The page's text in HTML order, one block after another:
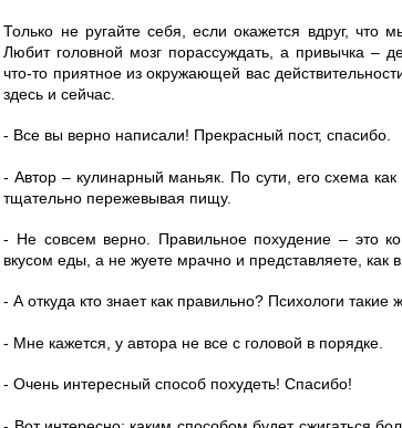
Только не ругайте себя, если окажется вдруг, что
Любит головной мозг порассуждать, а привычка –
что-то приятное из окружающей вас
здесь и сейчас.
- Все вы верно написали! Прекрасный пост, спасибо.
- Автор – кулинарный маньяк. По сути, его схема
тщательно пережевывая пищу.
- Не совсем верно. Правильное похудение – это
вкусом еды, а не жуете мрачно и представляете,
- А откуда кто знает как правильно? Психологи
- Мне кажется, у автора не все с головой в порядке.
- Очень интересный способ похудеть! Спасибо!